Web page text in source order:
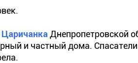
Днепропетровской
и частный дома.